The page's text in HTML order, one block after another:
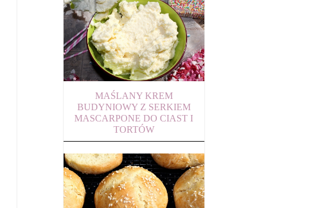
MAŚLANY KREM
BUDYNIOWY Z SERKIEM
MASCARPONE DO CIAST I
TORTÓW